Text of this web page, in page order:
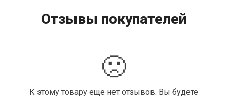
Отзывы покупателей
🙁
К этому товару еще нет отзывов. Вы будете